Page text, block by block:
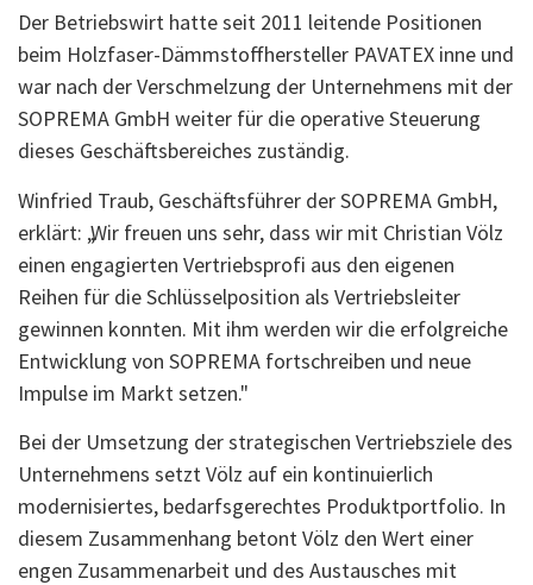
Der Betriebswirt hatte seit 2011 leitende Positionen
beim Holzfaser-Dämmstoffhersteller PAVATEX inne und
war nach der Verschmelzung der Unternehmens mit der
SOPREMA GmbH weiter für die operative Steuerung
dieses Geschäftsbereiches zuständig.
Winfried Traub, Geschäftsführer der SOPREMA GmbH,
erklärt: „Wir freuen uns sehr, dass wir mit Christian Völz
einen engagierten Vertriebsprofi aus den eigenen
Reihen für die Schlüsselposition als Vertriebsleiter
gewinnen konnten. Mit ihm werden wir die erfolgreiche
Entwicklung von SOPREMA fortschreiben und neue
Impulse im Markt setzen."
Bei der Umsetzung der strategischen Vertriebsziele des
Unternehmens setzt Völz auf ein kontinuierlich
modernisiertes, bedarfsgerechtes Produktportfolio. In
diesem Zusammenhang betont Völz den Wert einer
engen Zusammenarbeit und des Austausches mit